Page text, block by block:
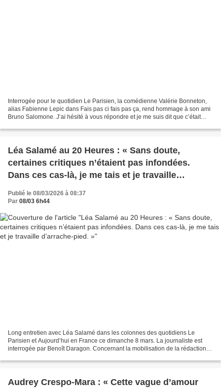
Interrogée pour le quotidien Le Parisien, la comédienne Valérie Bonneton,
alias Fabienne Lepic dans Fais pas ci fais pas ça, rend hommage à son ami
Bruno Salomone. J’ai hésité à vous répondre et je me suis dit que c’était
Léa Salamé au 20 Heures : « Sans doute,
certaines critiques n’étaient pas infondées.
Dans ces cas-là, je me tais et je travaille
Publié le 08/03/2026 à 08:37
Par 08/03 6h44
Long entretien avec Léa Salamé dans les colonnes des quotidiens Le
Parisien et Aujourd’hui en France ce dimanche 8 mars. La journaliste est
interrogée par Benoît Daragon. Concernant la mobilisation de la rédaction
Audrey Crespo-Mara : « Cette vague d’amour